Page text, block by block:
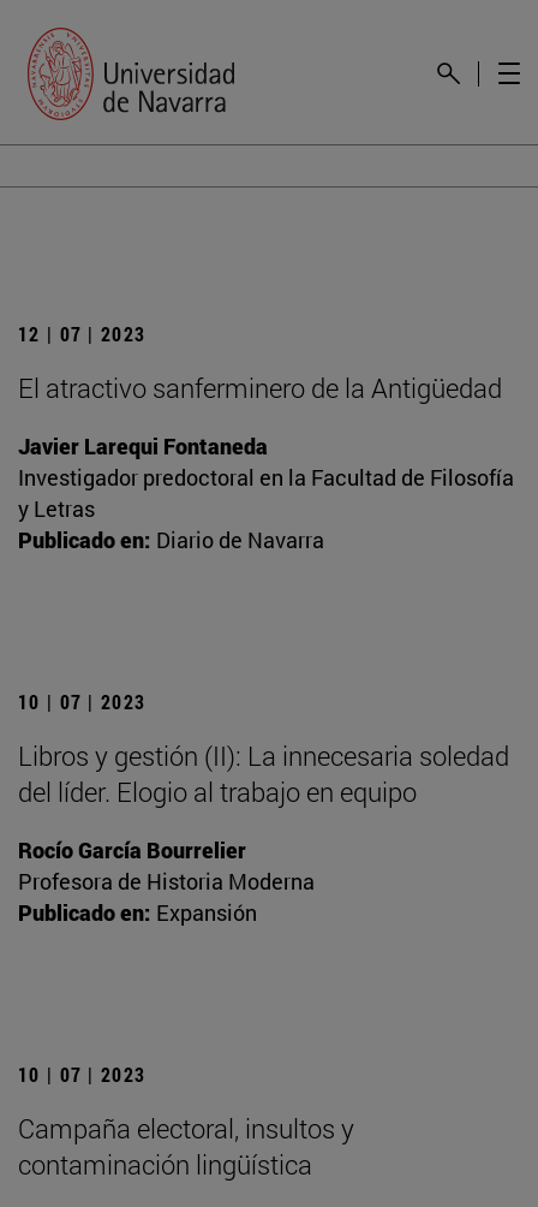
12 | 07 | 2023
El atractivo sanferminero de la Antigüedad
Javier Larequi Fontaneda
Investigador predoctoral en la Facultad de Filosofía
y Letras
Publicado en: Diario de Navarra
10 | 07 | 2023
Libros y gestión (II): La innecesaria soledad
del líder. Elogio al trabajo en equipo
Rocío García Bourrelier
Profesora de Historia Moderna
Publicado en: Expansión
10 | 07 | 2023
Campaña electoral, insultos y
contaminación lingüística